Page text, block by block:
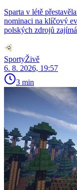
Sparta v létě
nominaci na klíčový
polských zdrojů
SportyŽivě
6. 8. 2026, 19:57
3 min